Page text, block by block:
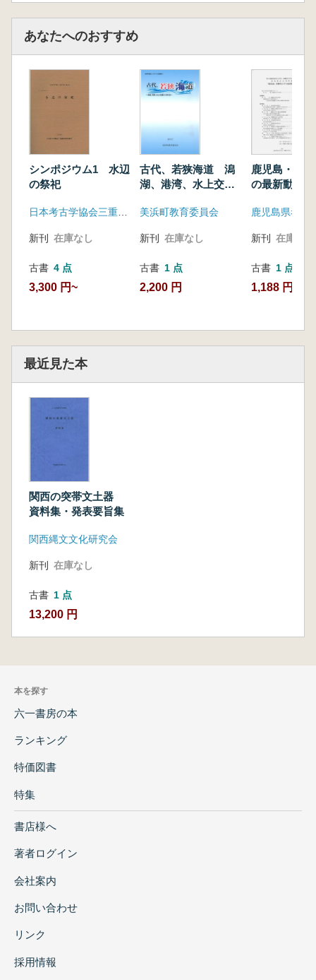
あなたへのおすすめ
シンポジウム1 水辺
の祭祀
新刊 在庫なし
古書 4 点
3,300 円~
古代、若狭海道 潟
湖、港湾、水上交通
美浜町教育委員会
新刊 在庫なし
古書 1 点
2,200 円
鹿児島・沖
の最新動向
新刊 在庫なし
古書 1 点
1,188 円
最近見た本
関西の突帯文土器
資料集・発表要旨集
関西縄文文化研究会
新刊 在庫なし
古書 1 点
13,200 円
本を探す
六一書房の本
ランキング
特価図書
特集
書店様へ
著者ログイン
会社案内
お問い合わせ
リンク
採用情報